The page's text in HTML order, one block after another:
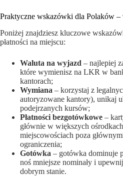
Praktyczne wskazówki dla Polaków –
Poniżej znajdziesz kluczowe
płatności na miejscu:
Waluta na wyjazd – najlepiej
które wymienisz na LKR w
kantorach;
Wymiana – korzystaj z
autoryzowane kantory), unikaj
podejrzanych kursów;
Płatności bezgotówkowe –
głównie w większych
miejscowościach poza
ograniczenia;
Gotówka – gotówka dominuje
noś mniejsze nominały i
dobrym stanie.